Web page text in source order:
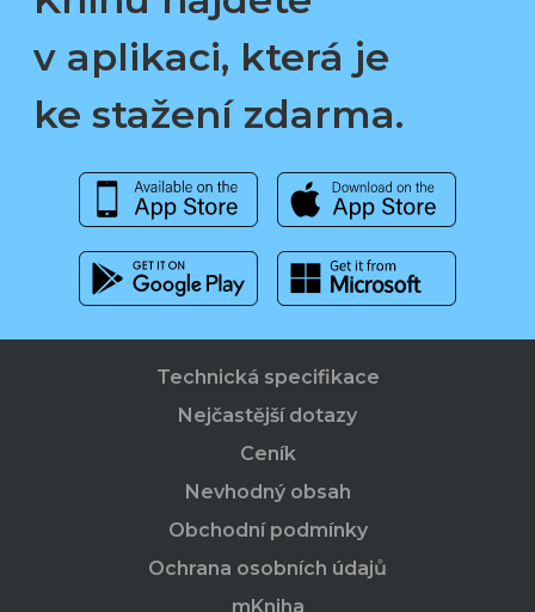
v aplikaci, která je
ke stažení zdarma.
Technická specifikace
Nejčastější dotazy
Ceník
Nevhodný obsah
Obchodní podmínky
Ochrana osobních údajů
mKniha